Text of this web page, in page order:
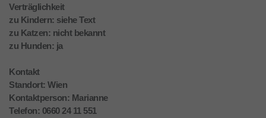
Verträglichkeit
zu Kindern: siehe Text
zu Katzen: nicht bekannt
zu Hunden: ja
Kontakt
Standort: Wien
Kontaktperson: Marianne
Telefon: 0660 24 11 551